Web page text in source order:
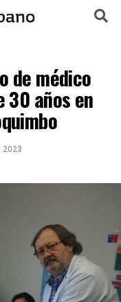
de médico
30 años en
2023